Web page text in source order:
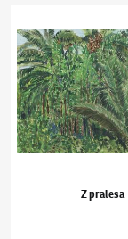
Z pralesa